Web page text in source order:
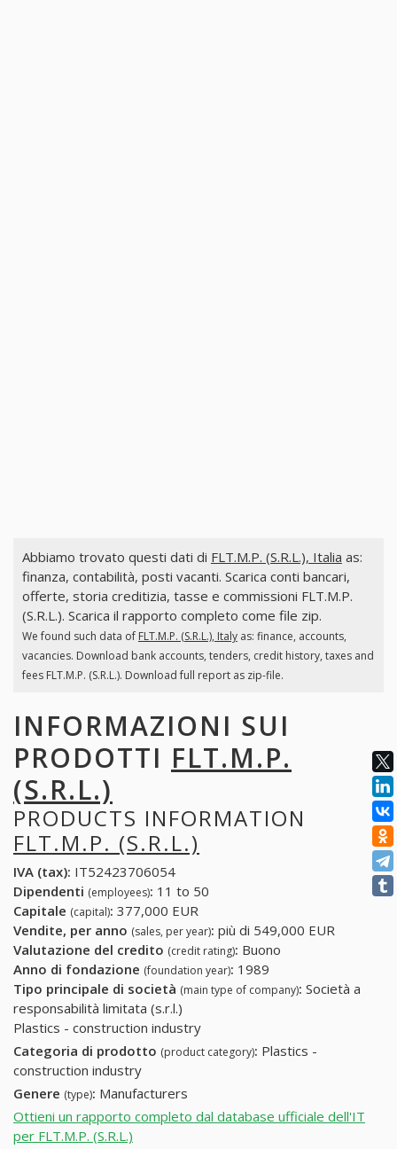
Abbiamo trovato questi dati di FLT.M.P. (S.R.L.), Italia as:
finanza, contabilità, posti vacanti. Scarica conti bancari,
offerte, storia creditizia, tasse e commissioni FLT.M.P.
(S.R.L.). Scarica il rapporto completo come file zip.
We found such data of FLT.M.P. (S.R.L.), Italyas: finance, accounts,
vacancies. Download bank accounts, tenders, credit history, taxes and
fees FLT.M.P. (S.R.L.). Download full report as zip-file.
INFORMAZIONI SUI
PRODOTTI FLT.M.P.
(S.R.L.)
PRODUCTS INFORMATION
FLT.M.P. (S.R.L.)
IVA (tax): IT52423706054
Dipendenti (employees): 11 to 50
Capitale (capital): 377,000 EUR
Vendite, per anno (sales, per year): più di 549,000 EUR
Valutazione del credito (credit rating): Buono
Anno di fondazione (foundation year): 1989
Tipo principale di società (main type of company): Società a
responsabilità limitata (s.r.l.)
Plastics - construction industry
Categoria di prodotto (product category): Plastics -
construction industry
Genere (type): Manufacturers
Ottieni un rapporto completo dal database ufficiale dell'IT
per FLT.M.P. (S.R.L.)